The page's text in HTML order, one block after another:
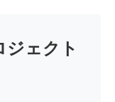
ジェクト